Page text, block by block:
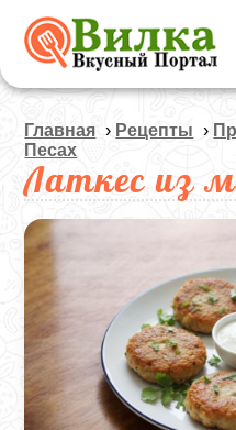
Главная › Рецепты ›
Песах
Латкес из